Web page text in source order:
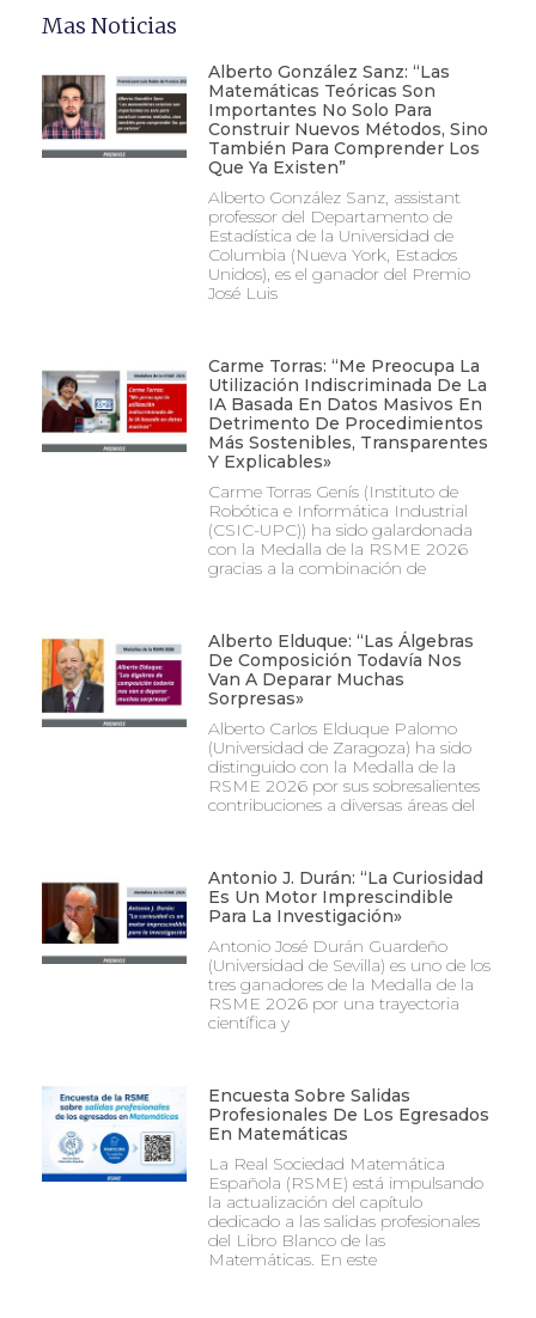
Mas Noticias
Alberto González Sanz: “Las
Matemáticas Teóricas Son
Importantes No Solo Para
Construir Nuevos Métodos, Sino
También Para Comprender Los
Que Ya Existen”
Alberto González Sanz, assistant
professor del Departamento de
Estadística de la Universidad de
Columbia (Nueva York, Estados
Unidos), es el ganador del Premio
José Luis
Carme Torras: “Me Preocupa La
Utilización Indiscriminada De La
IA Basada En Datos Masivos En
Detrimento De Procedimientos
Más Sostenibles, Transparentes
Y Explicables»
Carme Torras Genís (Instituto de
Robótica e Informática Industrial
(CSIC-UPC)) ha sido galardonada
con la Medalla de la RSME 2026
gracias a la combinación de
Alberto Elduque: “Las Álgebras
De Composición Todavía Nos
Van A Deparar Muchas
Sorpresas»
Alberto Carlos Elduque Palomo
(Universidad de Zaragoza) ha sido
distinguido con la Medalla de la
RSME 2026 por sus sobresalientes
contribuciones a diversas áreas del
Antonio J. Durán: “La Curiosidad
Es Un Motor Imprescindible
Para La Investigación»
Antonio José Durán Guardeño
(Universidad de Sevilla) es uno de los
tres ganadores de la Medalla de la
RSME 2026 por una trayectoria
científica y
Encuesta Sobre Salidas
Profesionales De Los Egresados
En Matemáticas
La Real Sociedad Matemática
Española (RSME) está impulsando
la actualización del capítulo
dedicado a las salidas profesionales
del Libro Blanco de las
Matemáticas. En este